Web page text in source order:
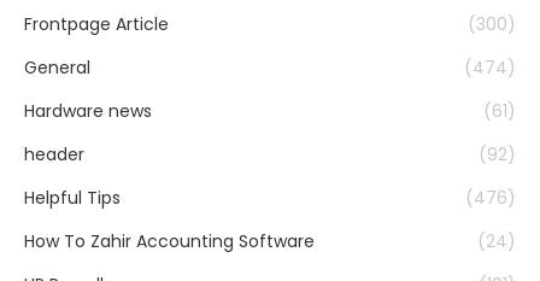
Frontpage Article
(300)
General
(474)
Hardware news
(61)
header
(92)
Helpful Tips
(476)
How To Zahir Accounting Software
(24)